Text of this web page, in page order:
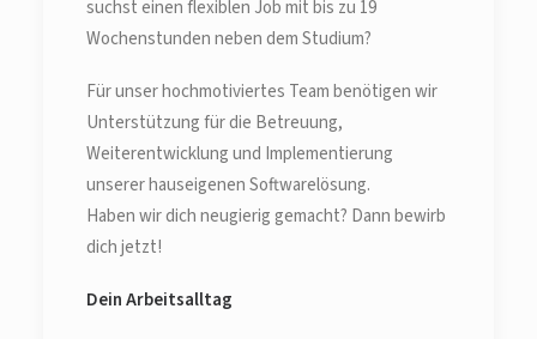
suchst einen flexiblen Job mit bis zu 19
Wochenstunden neben dem Studium?
Für unser hochmotiviertes Team benötigen wir
Unterstützung für die Betreuung,
Weiterentwicklung und Implementierung
unserer hauseigenen Softwarelösung.
Haben wir dich neugierig gemacht? Dann bewirb
dich jetzt!
Dein Arbeitsalltag